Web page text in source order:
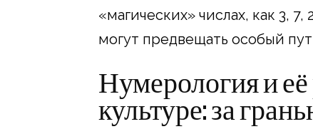
«магических» числах, как 3,
могут предвещать особый
Нумерология и
культуре: за